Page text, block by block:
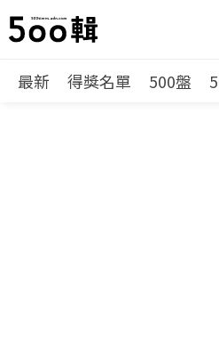
最新 得獎名單 500盤